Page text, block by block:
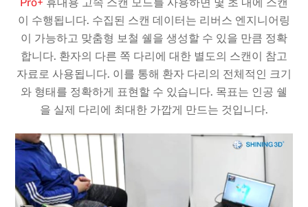
Pro+ 휴대용 고속 스캔 모드를 사용하면 몇 초 내에 스캔
이 수행됩니다. 수집된 스캔 데이터는 리버스 엔지니어링
이 가능하고 맞춤형 보철 쉘을 생성할 수 있을 만큼 정확
합니다. 환자의 다른 쪽 다리에 대한 별도의 스캔이 참고
자료로 사용됩니다. 이를 통해 환자 다리의 전체적인 크기
와 형태를 정확하게 표현할 수 있습니다. 목표는 인공 쉘
을 실제 다리에 최대한 가깝게 만드는 것입니다.